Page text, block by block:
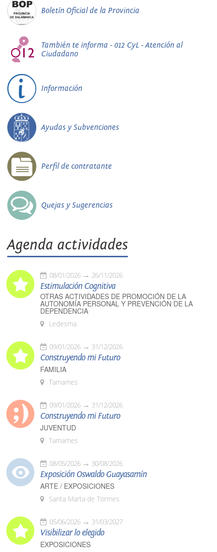
Boletín Oficial de la Provincia
También te informa - 012 CyL - Atención al
Ciudadano
Información
Ayudas y Subvenciones
Perfil de contratante
Quejas y Sugerencias
Agenda actividades
08/01/2026 26/11/2026
Estimulación Cognitiva
OTRAS ACTIVIDADES DE PROMOCIÓN DE LA
AUTONOMÍA PERSONAL Y PREVENCIÓN DE LA
DEPENDENCIA
Ledesma
09/01/2026 31/12/2026
Construyendo mi Futuro
FAMILIA
Tamames
09/01/2026 31/12/2026
Construyendo mi Futuro
JUVENTUD
Tamames
08/05/2026 30/08/2026
Exposición Oswaldo Guayasamín
ARTE / EXPOSICIONES
Santa Marta de Tormes
05/06/2026 31/03/2027
Visibilizar lo elegido
EXPOSICIONES